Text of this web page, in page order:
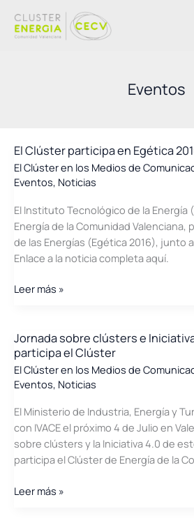
contenido
Eventos
El Clúster participa en Egética
El Clúster en los Medios de
Eventos, Noticias
El Instituto Tecnológico de la Energía
Energía de la Comunidad Valenciana,
de las Energías (Egética 2016), junto
Enlace a la noticia completa aquí.
El
en
Egética
2016
Leer más »
Jornada sobre clústers e
participa el Clúster
El Clúster en los Medios de
Eventos, Noticias
El Ministerio de Industria, Energía y
con IVACE el próximo 4 de Julio en
sobre clústers y la Iniciativa 4.0 de
participa el Clúster de Energía de la
Jornada
Leer más »